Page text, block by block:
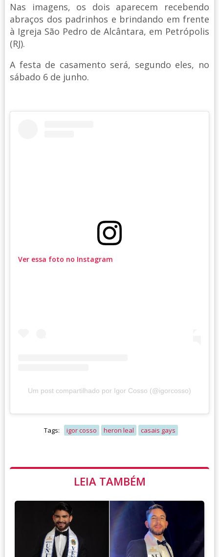
Nas imagens, os dois aparecem recebendo
abraços dos padrinhos e brindando em frente
à Igreja São Pedro de Alcântara, em Petrópolis
(RJ).
A festa de casamento será, segundo eles, no
sábado 6 de junho.
Ver essa foto no Instagram
Um post compartilhado por Igor Cosso (@igorcosso)
Tags: igor cosso heron leal casais gays
LEIA TAMBÉM